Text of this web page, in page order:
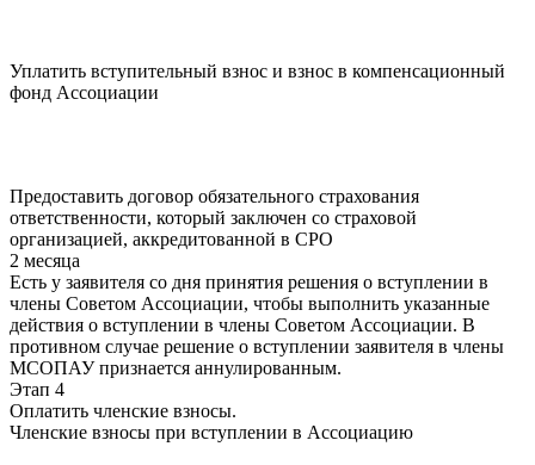
Уплатить вступительный взнос и взнос в компенсационный
фонд Ассоциации
Предоставить договор обязательного страхования
ответственности, который заключен со страховой
организацией, аккредитованной в СРО
2 месяца
Есть у заявителя со дня принятия решения о вступлении в
члены Советом Ассоциации, чтобы выполнить указанные
действия о вступлении в члены Советом Ассоциации. В
противном случае решение о вступлении заявителя в члены
МСОПАУ признается аннулированным.
Этап 4
Оплатить членские взносы.
Членские взносы при вступлении в Ассоциацию